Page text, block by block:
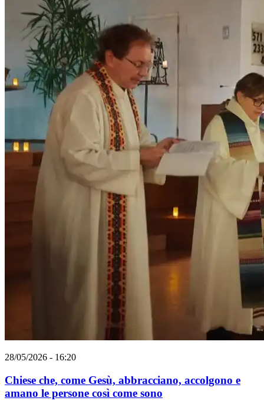
28/05/2026 - 16:20
Chiese che, come Gesù, abbracciano, accolgono e
amano le persone così come sono